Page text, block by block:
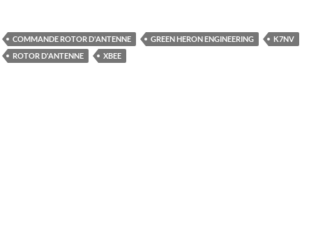
COMMANDE ROTOR D'ANTENNE GREEN HERON ENGINEERING
K7NV
ROTOR D'ANTENNE
XBEE